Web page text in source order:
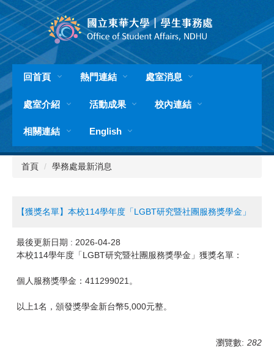
跳
到
主
要
內
容
區
回首頁 熱門連結 處室消息
處室介紹 活動成果 校內連結
相關連結 English
首頁 學務處最新消息
【獲獎名單】本校114學年度「LGBT研究暨社團服務獎學金」
最後更新日期 : 2026-04-28
本校114學年度「LGBT研究暨社團服務獎學金」獲獎名單：
個人服務獎學金：411299021。
以上1名，頒發獎學金新台幣5,000元整。
瀏覽數: 282